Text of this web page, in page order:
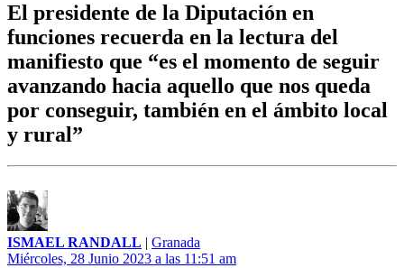
El presidente de la Diputación en
funciones recuerda en la lectura del
manifiesto que “es el momento de seguir
avanzando hacia aquello que nos queda
por conseguir, también en el ámbito local
y rural”
ISMAEL RANDALL | Granada
Miércoles, 28 Junio 2023 a las 11:51 am